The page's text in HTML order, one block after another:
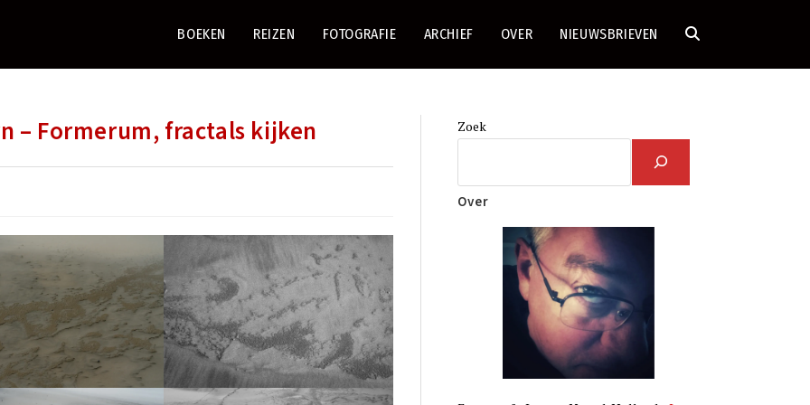
BOEKEN REIZEN FOTOGRAFIE ARCHIEF OVER NIEUWSBRIEVEN TOGGLE
– Formerum, fractals kijken Zoek
Over